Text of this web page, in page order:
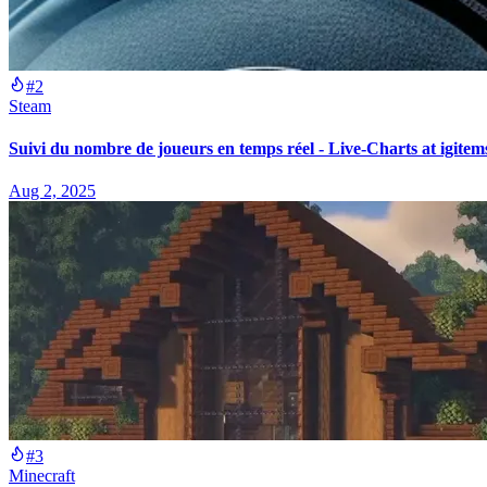
#2
Steam
Suivi du nombre de joueurs en temps réel - Live-Charts at
Aug 2, 2025
#3
Minecraft